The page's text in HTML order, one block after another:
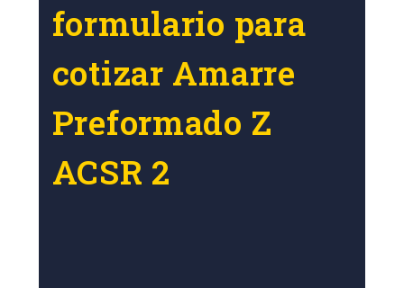
formulario para
cotizar Amarre
Preformado Z
ACSR 2